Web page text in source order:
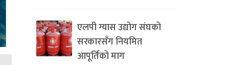
एलपी ग्यास उद्योग संघको
सरकारसँग नियमित
आपूर्तिको माग